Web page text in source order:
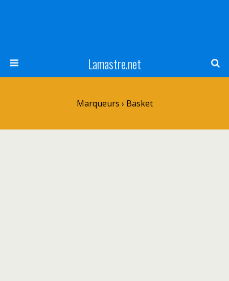
Lamastre.net
Marqueurs › Basket